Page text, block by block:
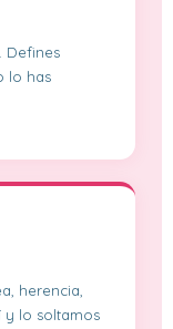
Defines
lo has
herencia,
y lo soltamos